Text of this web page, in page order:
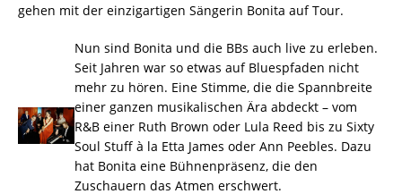
gehen mit der einzigartigen Sängerin Bonita auf Tour.
Nun sind Bonita und die BBs auch live zu erleben.
Seit Jahren war so etwas auf Bluespfaden nicht
mehr zu hören. Eine Stimme, die die Spannbreite
einer ganzen musikalischen Ära abdeckt – vom
R&B einer Ruth Brown oder Lula Reed bis zu Sixty
Soul Stuff à la Etta James oder Ann Peebles. Dazu
hat Bonita eine Bühnenpräsenz, die den
Zuschauern das Atmen erschwert.